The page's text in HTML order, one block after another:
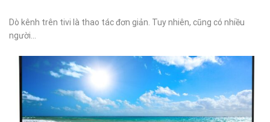
Dò kênh trên tivi là thao tác đơn giản. Tuy nhiên, cũng có nhiều
người...